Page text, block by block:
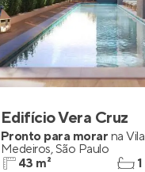
Edifício Vera Cruz
Pronto para morar na Vila
Medeiros,São Paulo
43 m²
1